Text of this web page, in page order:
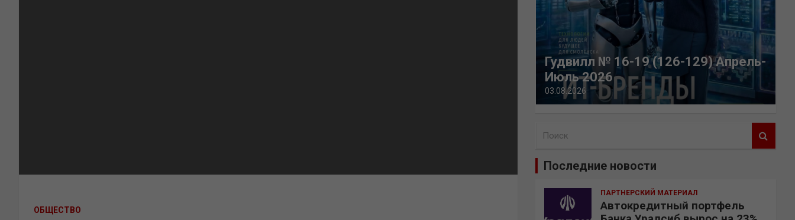
ОБЩЕСТВО
Гудвилл № 16-19 (126-129) Апрель-
Июль 2026
03.08.2026
Последние новости
ПАРТНЕРСКИЙ МАТЕРИАЛ
Автокредитный портфель